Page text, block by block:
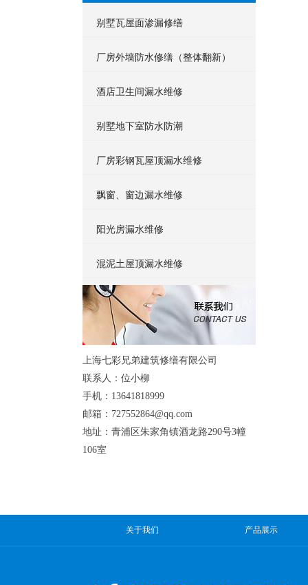
别墅瓦屋面渗漏修缮
厂房外墙防水修缮（整体翻新）
酒店卫生间漏水维修
别墅地下室防水防潮
厂房彩钢瓦屋顶漏水维修
飘窗、窗边漏水维修
阳光房漏水维修
混泥土屋顶漏水维修
上海七彩兄弟建筑修缮有限公司
联系人：位小柳
手机：13641818999
邮箱：727552864@qq.com
地址：青浦区朱家角镇酒龙路290号3幢
106室
关于我们 产品展示